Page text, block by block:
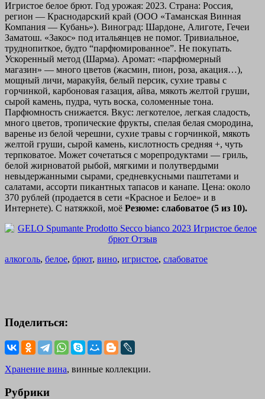
Игристое белое брют. Год урожая: 2023. Страна: Россия,
регион — Краснодарский край (ООО «Таманская Винная
Компания — Кубань»). Виноград: Шардоне, Алиготе, Гечеи
Заматош. «Закос» под итальянцев не помог. Тривиальное,
труднопиткое, будто “парфюмированное”. Не покупать.
Ускоренный метод (Шарма). Аромат: «парфюмерный
магазин» — много цветов (жасмин, пион, роза, акация…),
мощный личи, маракуйя, белый персик, сухие травы с
горчинкой, карбоновая газация, айва, мякоть желтой груши,
сырой камень, пудра, чуть воска, соломенные тона.
Парфюмность снижается. Вкус: легкотелое, легкая сладость,
много цветов, тропические фрукты, спелая белая смородина,
варенье из белой черешни, сухие травы с горчинкой, мякоть
желтой груши, сырой камень, кислотность средняя +, чуть
терпковатое. Может сочетаться с морепродуктами — гриль,
белой жирноватой рыбой, мягкими и полутвердыми
невыдержанными сырами, средневкусными паштетами и
салатами, ассорти пикантных тапасов и канапе. Цена: около
370 рублей (продается в сети «Красное и Белое» и в
Интернете). С натяжкой, моё Резюме: слабоватое (5 из 10).
алкоголь, белое, брют, вино, игристое, слабоватое
Поделиться:
Хранение вина, винные коллекции.
Рубрики